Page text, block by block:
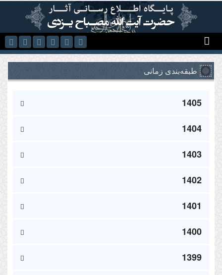
رفتن به محتوای اصلی
طبقه‌بندی زمانی
1405
1404
1403
1402
1401
1400
1399